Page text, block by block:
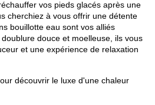
vos pieds glacés après une
cherchiez à vous offrir une détente
bouillotte eau sont vos alliés
douce et moelleuse, ils vous
et une expérience de relaxation
découvrir le luxe d'une chaleur